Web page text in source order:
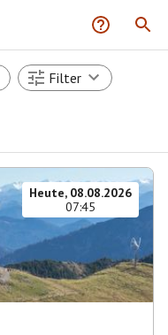
Filter
Heute, 08.08.2026
07:45